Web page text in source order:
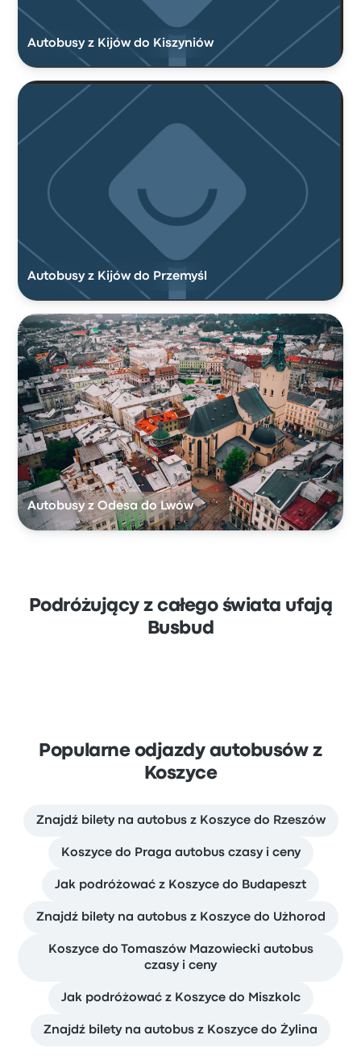
Autobusy z Kijów do Kiszyniów
Autobusy z Kijów do Przemyśl
Autobusy z Odesa do Lwów
Podróżujący z całego świata ufają
Busbud
Popularne odjazdy autobusów z
Koszyce
Znajdź bilety na autobus z Koszyce do Rzeszów
Koszyce do Praga autobus czasy i ceny
Jak podróżować z Koszyce do Budapeszt
Znajdź bilety na autobus z Koszyce do Użhorod
Koszyce do Tomaszów Mazowiecki autobus
czasy i ceny
Jak podróżować z Koszyce do Miszkolc
Znajdź bilety na autobus z Koszyce do Żylina